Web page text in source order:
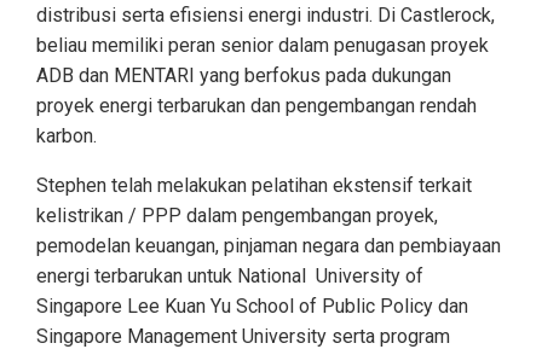
distribusi serta efisiensi energi industri. Di Castlerock,
beliau memiliki peran senior dalam penugasan proyek
ADB dan MENTARI yang berfokus pada dukungan
proyek energi terbarukan dan pengembangan rendah
karbon.
Stephen telah melakukan pelatihan ekstensif terkait
kelistrikan / PPP dalam pengembangan proyek,
pemodelan keuangan, pinjaman negara dan pembiayaan
energi terbarukan untuk National University of
Singapore Lee Kuan Yu School of Public Policy dan
Singapore Management University serta program